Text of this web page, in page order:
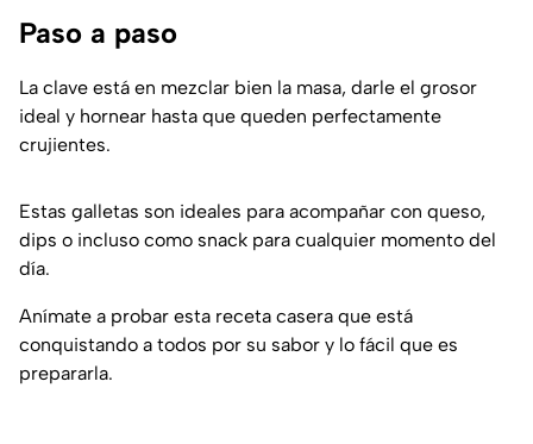
Paso a paso
La clave está en mezclar bien la masa, darle el grosor
ideal y hornear hasta que queden perfectamente
crujientes.
Estas galletas son ideales para acompañar con queso,
dips o incluso como snack para cualquier momento del
día.
Anímate a probar esta receta casera que está
conquistando a todos por su sabor y lo fácil que es
prepararla.